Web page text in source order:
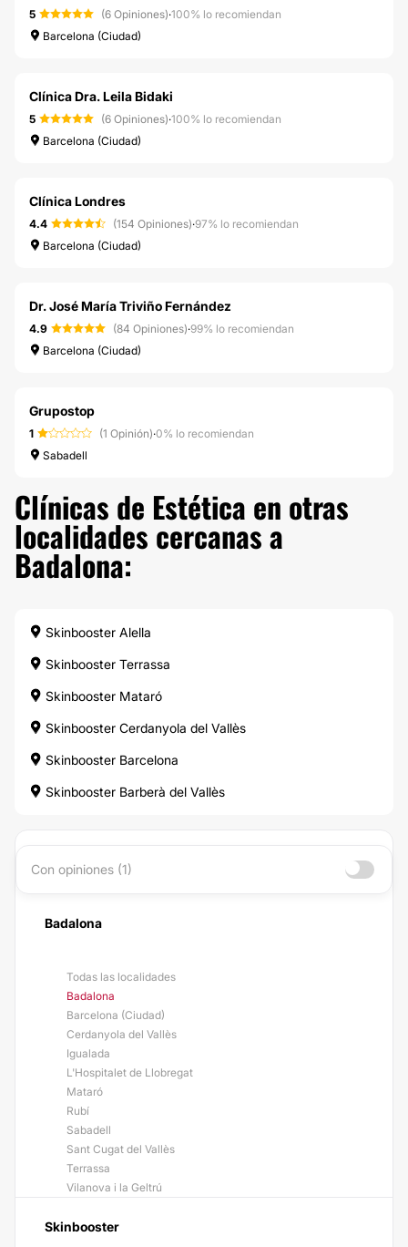
5 (6 Opiniones)·100% lo recomiendan
Barcelona (Ciudad)
Clínica Dra. Leila Bidaki
5 (6 Opiniones)·100% lo recomiendan
Barcelona (Ciudad)
Clínica Londres
4.4 (154 Opiniones)·97% lo recomiendan
Barcelona (Ciudad)
Dr. José María Triviño Fernández
4.9 (84 Opiniones)·99% lo recomiendan
Barcelona (Ciudad)
Grupostop
1 (1 Opinión)·0% lo recomiendan
Sabadell
Clínicas de Estética en otras
localidades cercanas a
Badalona:
Skinbooster Alella
Skinbooster Terrassa
Skinbooster Mataró
Skinbooster Cerdanyola del Vallès
Skinbooster Barcelona
Skinbooster Barberà del Vallès
Con opiniones (1)
Badalona
Todas las localidades
Badalona
Barcelona (Ciudad)
Cerdanyola del Vallès
Igualada
L'Hospitalet de Llobregat
Mataró
Rubí
Sabadell
Sant Cugat del Vallès
Terrassa
Vilanova i la Geltrú
Skinbooster